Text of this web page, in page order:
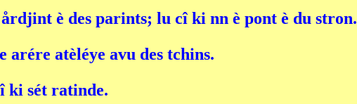
è des parints; lu cî ki nn è pont è du stron.
arére atèléye avu des tchins.
ki sét ratinde.